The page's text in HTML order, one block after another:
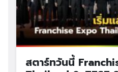
สตาร์ทวันนี้